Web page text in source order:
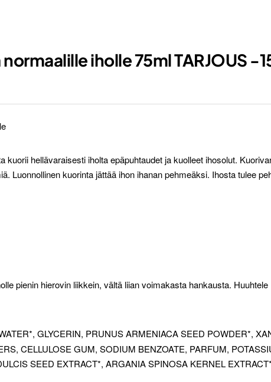
iholle 75ml TARJOUS -
hellävaraisesti iholta epäpuhtaudet ja kuolleet ihosolut.
Luonnollinen kuorinta jättää ihon ihanan pehmeäksi. Ihosta tulee
pienin hierovin liikkein, vältä liian voimakasta hankausta.
GLYCERIN, PRUNUS ARMENIACA SEED POWDER*,
CELLULOSE GUM, SODIUM BENZOATE, PARFUM,
SEED EXTRACT*, ARGANIA SPINOSA KERNEL